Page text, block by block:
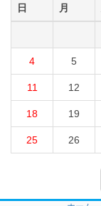
日 月
4 5
11 12
18 19
25 26